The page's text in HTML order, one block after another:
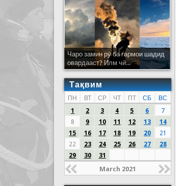
Чаро замин рӯ ба гармои шадид
овардааст? Илм чӣ...
Тақвим
ПН ВТ СР ЧТ ПТ СБ
ВС
1
2 3 4 5 6
7
8
9 10 11 12 13
14
15
16 17 18 19 20
21
22
23 24 25 26 27
28
29
30 31
March 2021